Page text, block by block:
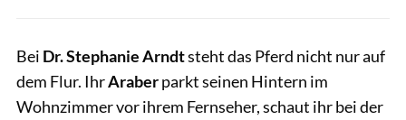
Bei Dr. Stephanie Arndtsteht das Pferd nicht nur auf
dem Flur. IhrAraberparkt seinen Hintern im
Wohnzimmer vor ihrem Fernseher, schaut ihr bei der